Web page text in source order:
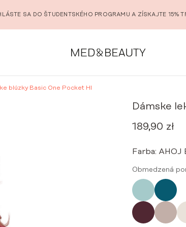
SA DO ŠTUDENTSKÉHO PROGRAMU A ZÍSKAJTE 15%
blúzky Basic One Pocket HI
Dámske
189,90 zł
Farba: AHOJ
Obmedzená